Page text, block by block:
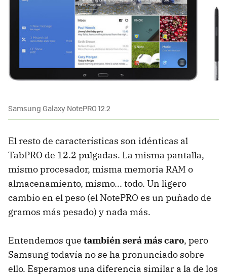
Samsung Galaxy NotePRO 12.2
El resto de características son idénticas al
TabPRO de 12.2 pulgadas. La misma pantalla,
mismo procesador, misma memoria RAM o
almacenamiento, mismo... todo. Un ligero
cambio en el peso (el NotePRO es un puñado de
gramos más pesado) y nada más.
Entendemos que también será más caro, pero
Samsung todavía no se ha pronunciado sobre
ello. Esperamos una diferencia similar a la de los